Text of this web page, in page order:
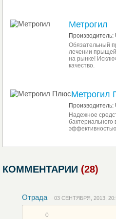
Метрогил
Обязательный
лечении
на рынке!
качество.
Метрогил
Надежное
бактериального
эффективностью
КОММЕНТАРИИ (28)
Отрада 03 СЕНТЯБРЯ, 2013,
0